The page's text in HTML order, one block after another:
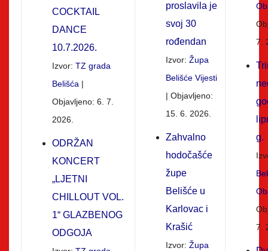
COCKTAIL
DANCE
10.7.2026.
Izvor: TZ grada
Belišća
Objavljeno: 6. 7.
2026.
ODRŽAN
KONCERT
„LJETNI
CHILLOUT VOL.
1“ GLAZBENOG
ODGOJA
proslavila je
svoj 30
rođendan
Izvor: Župa
Belišće Vijesti
Objavljeno:
15. 6. 2026.
Zahvalno
hodočašće
župe
Belišće u
Karlovac i
Krašić
Izvor: Župa
7.
g.
7.